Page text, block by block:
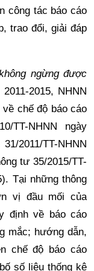
công tác báo cáo
trao đổi, giải đáp
2015, NHNN
chế độ báo cáo
TT-NHNN ngày
2011/TT-NHNN
tư 35/2015/TT-
. Tại những thông
vị đầu mối của
định về báo cáo
mắc; hướng dẫn,
chế độ báo cáo
số liệu thống kê